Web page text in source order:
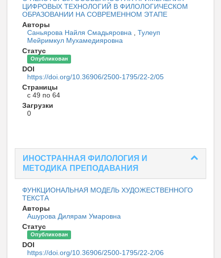
ЦИФРОВЫХ ТЕХНОЛОГИЙ В ФИЛОЛОГИЧЕСКОМ
ОБРАЗОВАНИИ НА СОВРЕМЕННОМ ЭТАПЕ
Авторы
Саньярова Найля Смадьяровна
Тулеуп
Мейримкул Мухамедияровна
Статус
Опубликован
DOI
https://doi.org/10.36906/2500-1795/22-2/05
Страницы
с 49 по 64
Загрузки
0
ИНОСТРАННАЯ ФИЛОЛОГИЯ И
МЕТОДИКА ПРЕПОДАВАНИЯ
ФУНКЦИОНАЛЬНАЯ МОДЕЛЬ ХУДОЖЕСТВЕННОГО
ТЕКСТА
Авторы
Ашурова Дилярам Умаровна
Статус
Опубликован
DOI
https://doi.org/10.36906/2500-1795/22-2/06